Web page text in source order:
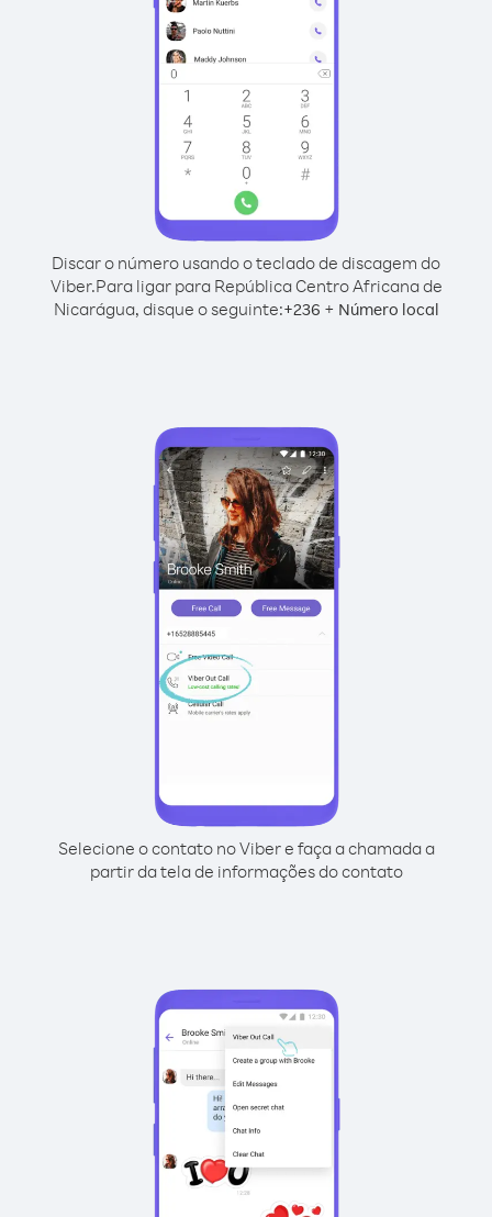
Discar o número usando o teclado de discagem do
Viber.Para ligar para República Centro Africana de
Nicarágua, disque o seguinte:+236 + Número local
Selecione o contato no Viber e faça a chamada a
partir da tela de informações do contato